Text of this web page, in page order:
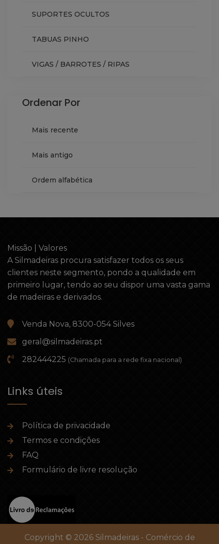
SUPORTES OCULTOS
TABUAS PINHO
VIGAS / BARROTES / RIPAS
Ordenar Por
Mais recente
Mais antigo
Ordem alfabética
Missão | Valores
A Silmadeiras procura satisfazer todos os seus
clientes neste segmento, pondo a qualidade em
primeiro lugar, tendo ao seu dispor uma vasta gama
de madeiras e derivados.
Venda Nova, 8300-054 Silves
geral@silmadeiras.pt
282444225 (Chamada para a rede fixa nacional)
Links úteis
Política de privacidade
Termos e condições
FAQ
Formulário de livre resolução
Copyright © 2026 Silmadeiras - Comércio de